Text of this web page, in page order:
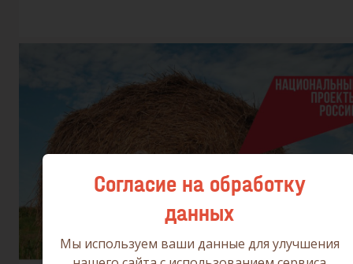
Согласие на обработку
данных
Мы используем ваши данные для улучшения